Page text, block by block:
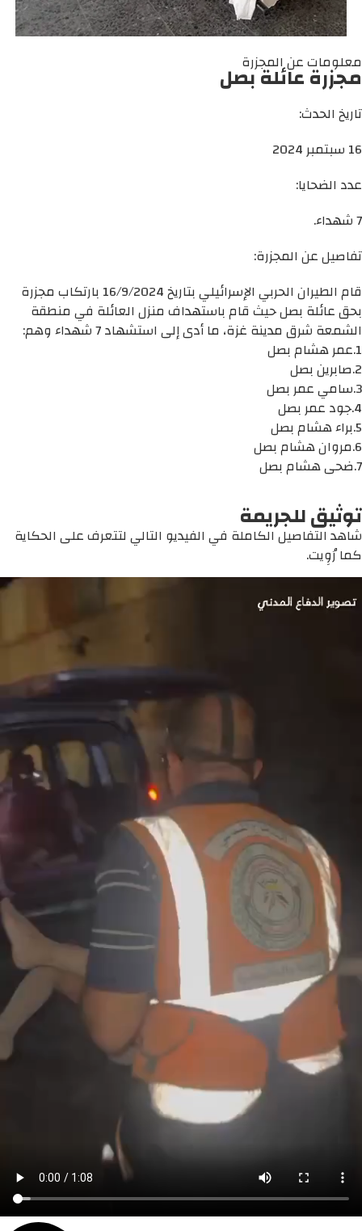
معلومات عن المجزرة
مجزرة عائلة بصل
تاريخ الحدث:
16 سبتمبر 2024
عدد الضحايا:
7 شهداء.
تفاصيل عن المجزرة:
قام الطيران الحربي الإسرائيلي بتاريخ 16/9/2024 بارتكاب مجزرة
بحق عائلة بصل حيث قام باستهداف منزل العائلة في منطقة
الشمعة شرق مدينة غزة، ما أدى إلى استشهاد 7 شهداء وهم:
1.عمر هشام بصل
2.صابرين بصل
3.سامي عمر بصل
4.جود عمر بصل
5.براء هشام بصل
6.مروان هشام بصل
7.ضحى هشام بصل
توثيق للجريمة
شاهد التفاصيل الكاملة في الفيديو التالي لتتعرف على الحكاية
كما رُوِيت.